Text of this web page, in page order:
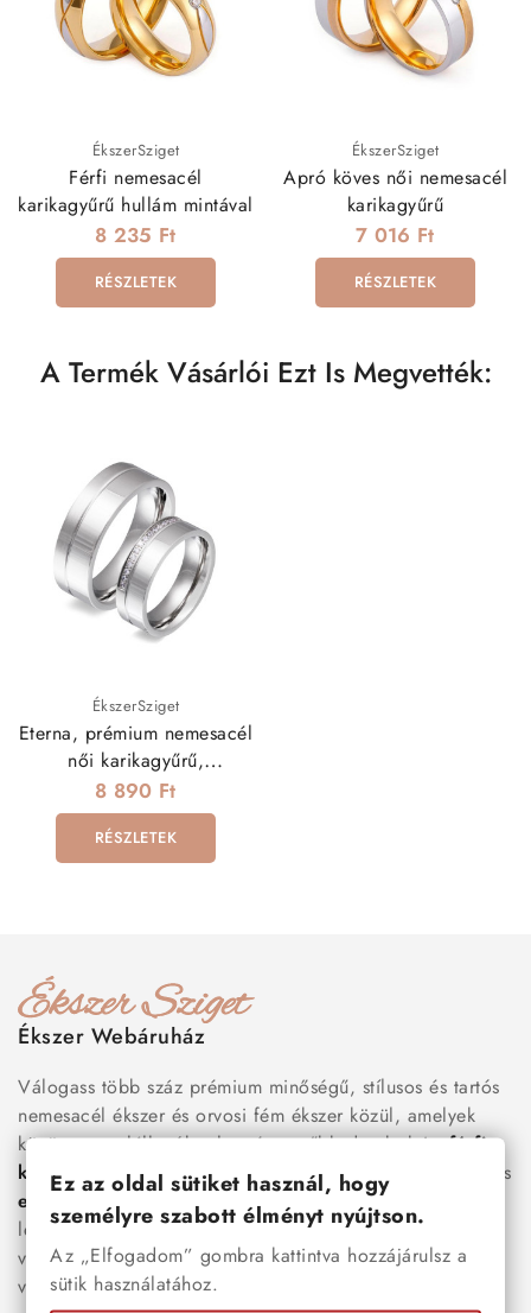
ÉkszerSziget
Férfi nemesacél
karikagyűrű hullám mintával
8 235 Ft
RÉSZLETEK
ÉkszerSziget
Apró köves női nemesacél
karikagyűrű
7 016 Ft
RÉSZLETEK
A Termék Vásárlói Ezt Is Megvették:
ÉkszerSziget
Eterna, prémium nemesacél
női karikagyűrű,
kristályokkal
8 890 Ft
RÉSZLETEK
Ékszer Webáruház
Válogass több száz prémium minőségű, stílusos és tartós
nemesacél ékszer és orvosi fém ékszer közül, amelyek
között megtalálhatók a legnépszerűbb darabok is:férfi
karkötők
, női nyakláncok , karikagyűrűk
és
esküvői kiegészítőkegyaránt. Webáruházunkban a
legújabb trendeket követő, mégis időtálló ékszerek közül
választhatsz – legyen szó ajándékról, mindennapi
viseletről vagy különleges alkalmakról.
Ez az oldal sütiket használ, hogy
személyre szabott élményt nyújtson.
Az „Elfogadom” gombra kattintva hozzájárulsz a
sütik használatához.